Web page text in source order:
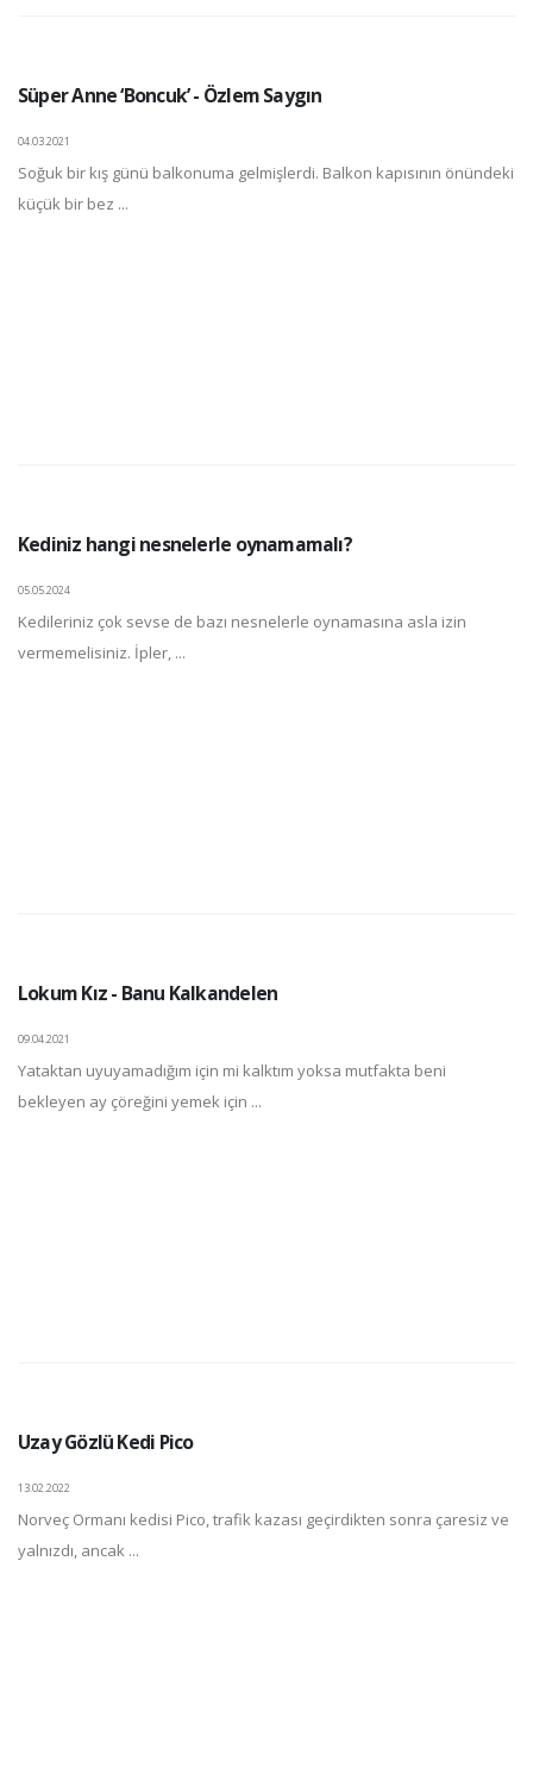
Süper Anne ‘Boncuk’ - Özlem Saygın
04.03.2021
Soğuk bir kış günü balkonuma gelmişlerdi. Balkon kapısının önündeki
küçük bir bez ...
Kediniz hangi nesnelerle oynamamalı?
05.05.2024
Kedileriniz çok sevse de bazı nesnelerle oynamasına asla izin
vermemelisiniz. İpler, ...
Lokum Kız - Banu Kalkandelen
09.04.2021
Yataktan uyuyamadığım için mi kalktım yoksa mutfakta beni
bekleyen ay çöreğini yemek için ...
Uzay Gözlü Kedi Pico
13.02.2022
Norveç Ormanı kedisi Pico, trafik kazası geçirdikten sonra çaresiz ve
yalnızdı, ancak ...